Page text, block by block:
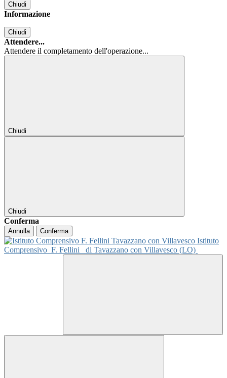
Chiudi
Informazione
Chiudi
Attendere...
Attendere il completamento dell'operazione...
Chiudi
Chiudi
Conferma
Annulla Conferma
Istituto
Comprensivo F. Fellini di Tavazzano con Villavesco (LO)